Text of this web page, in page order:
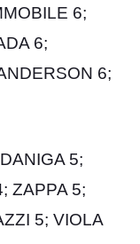
6;
6;
6;
5;
ZAPPA 5;
5; VIOLA